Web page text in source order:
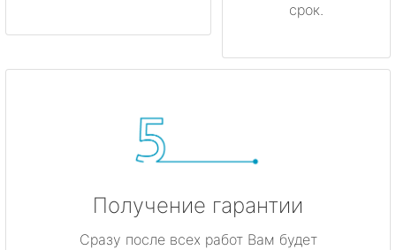
срок.
Получение гарантии
Сразу после всех работ Вам будет